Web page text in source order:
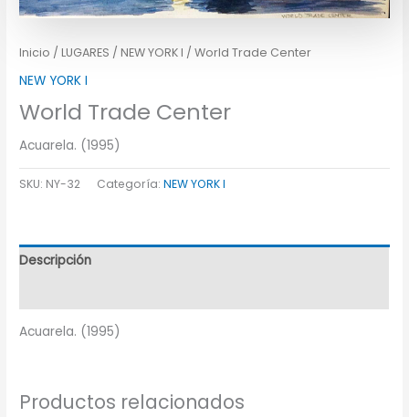
Inicio /LUGARES /NEW YORK I / World Trade Center
NEW YORK I
World Trade Center
Acuarela. (1995)
SKU: NY-32 Categoría:NEW YORK I
Descripción
Acuarela. (1995)
Productos relacionados